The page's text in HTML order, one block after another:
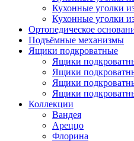
Кухонные уголки
Кухонные уголки
Ортопедическое
Подъёмные механизмы
Ящики подкроватные
Ящики
Ящики
Ящики
Ящики
Коллекции
Вандея
Ареццо
Флорина